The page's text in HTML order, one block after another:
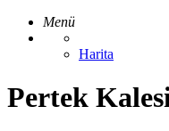
Menü
Harita
Pertek